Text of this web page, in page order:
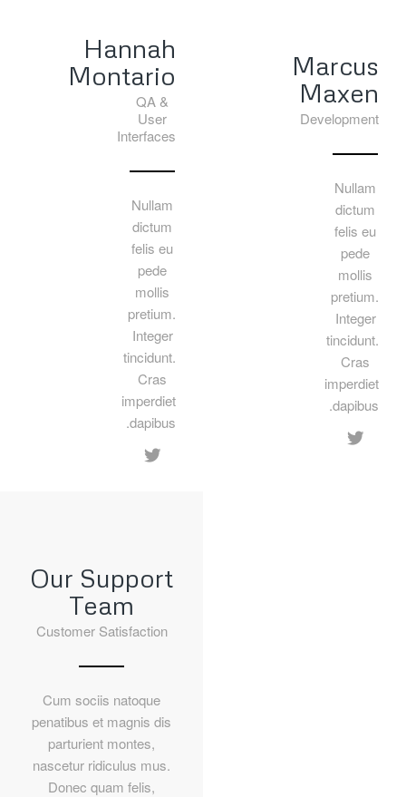
Marcus
Maxen
Development
Nullam
dictum
felis eu
pede
mollis
pretium.
Integer
tincidunt.
Cras
imperdiet
dapibus.
Hannah
Montario
QA &
User
Interfaces
Nullam
dictum
felis eu
pede
mollis
pretium.
Integer
tincidunt.
Cras
imperdiet
dapibus.
Our Support
Team
Customer Satisfaction
Cum sociis natoque
penatibus et magnis dis
parturient montes,
nascetur ridiculus mus.
Donec quam felis,